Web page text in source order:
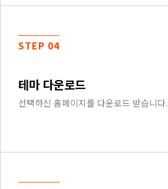
STEP 04
테마 다운로드
선택하신 홈페이지를 다운로드 받습니다.